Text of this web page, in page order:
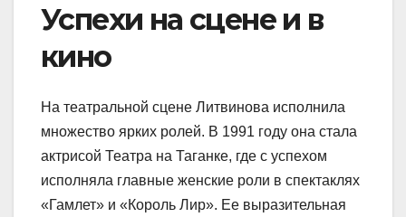
Успехи на сцене и в
кино
На театральной сцене Литвинова исполнила
множество ярких ролей. В 1991 году она стала
актрисой Театра на Таганке, где с успехом
исполняла главные женские роли в спектаклях
«Гамлет» и «Король Лир». Ее выразительная